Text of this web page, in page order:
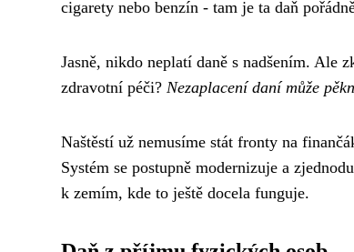
cigarety nebo benzín - tam je ta daň
Jasně, nikdo neplatí daně s nadšením. Ale
zdravotní péči? Nezaplacení daní může
Naštěstí už nemusíme stát fronty na
Systém se postupně modernizuje a
k zemím, kde to ještě docela funguje.